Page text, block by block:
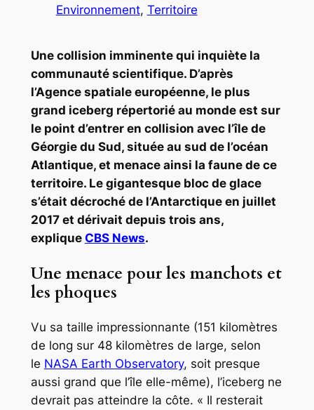
Environnement, Territoire
Une collision imminente qui inquiète la
communauté scientifique. D’après
l’Agence spatiale européenne, le plus
grand iceberg répertorié au monde est sur
le point d’entrer en collision avec l’île de
Géorgie du Sud, située au sud de l’océan
Atlantique, et menace ainsi la faune de ce
territoire. Le gigantesque bloc de glace
s’était décroché de l’Antarctique en juillet
2017 et dérivait depuis trois ans,
explique CBS News.
Une menace pour les manchots et
les phoques
Vu sa taille impressionnante (151 kilomètres
de long sur 48 kilomètres de large, selon
le NASA Earth Observatory, soit presque
aussi grand que l’île elle-même), l’iceberg ne
devrait pas atteindre la côte. « Il resterait